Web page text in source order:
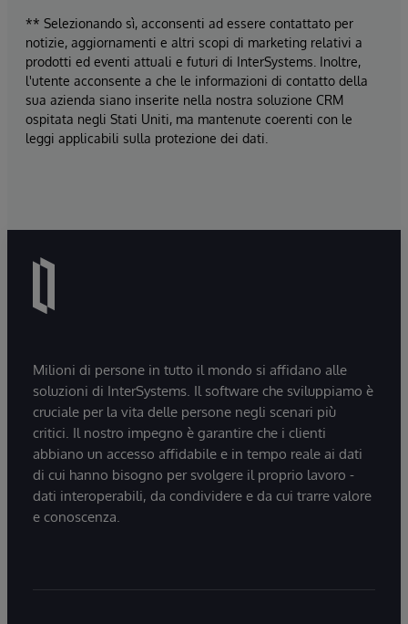
** Selezionando sì, acconsenti ad essere contattato per
notizie, aggiornamenti e altri scopi di marketing relativi a
prodotti ed eventi attuali e futuri di InterSystems. Inoltre,
l'utente acconsente a che le informazioni di contatto della
sua azienda siano inserite nella nostra soluzione CRM
ospitata negli Stati Uniti, ma mantenute coerenti con le
leggi applicabili sulla protezione dei dati.
Milioni di persone in tutto il mondo si affidano alle
soluzioni di InterSystems. Il software che sviluppiamo è
cruciale per la vita delle persone negli scenari più
critici. Il nostro impegno è garantire che i clienti
abbiano un accesso affidabile e in tempo reale ai dati
di cui hanno bisogno per svolgere il proprio lavoro -
dati interoperabili, da condividere e da cui trarre valore
e conoscenza.